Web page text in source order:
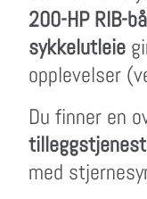
200-HP RIB-
sykkelutleie
opplevelser
Du finner en
med